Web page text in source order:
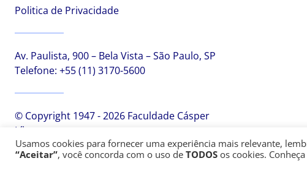
Politica de Privacidade
Av. Paulista, 900 – Bela Vista – São Paulo, SP
Telefone: +55 (11) 3170-5600
© Copyright 1947 - 2026 Faculdade Cásper
Líbero
Usamos cookies para fornecer uma experiência mais relevante,
“Aceitar”, você concorda com o uso de TODOS os cookies.